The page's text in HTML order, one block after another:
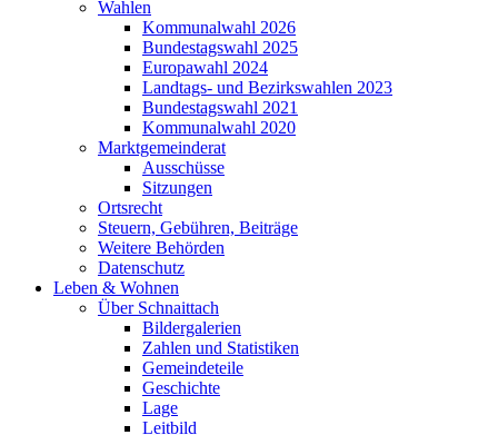
Wahlen
Kommunalwahl 2026
Bundestagswahl 2025
Europawahl 2024
Landtags- und Bezirkswahlen 2023
Bundestagswahl 2021
Kommunalwahl 2020
Marktgemeinderat
Ausschüsse
Sitzungen
Ortsrecht
Steuern, Gebühren, Beiträge
Weitere Behörden
Datenschutz
Leben & Wohnen
Über Schnaittach
Bildergalerien
Zahlen und Statistiken
Gemeindeteile
Geschichte
Lage
Leitbild